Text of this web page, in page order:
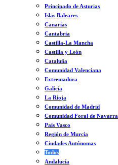
Principado de Asturias
Islas Baleares
Canarias
Cantabria
Castilla-La Mancha
Castilla y León
Cataluña
Comunidad Valenciana
Extremadura
Galicia
La Rioja
Comunidad de Madrid
Comunidad Foral de Navarra
País Vasco
Región de Murcia
Ciudades Autónomas
Todos
Andalucía